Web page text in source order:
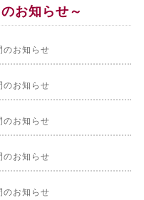
お知らせ～
お知らせ
お知らせ
お知らせ
お知らせ
お知らせ